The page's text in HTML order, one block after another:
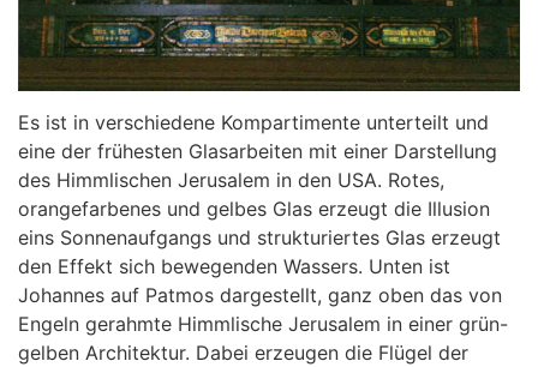
Es ist in verschiedene Kompartimente unterteilt und
eine der frühesten Glasarbeiten mit einer Darstellung
des Himmlischen Jerusalem in den USA. Rotes,
orangefarbenes und gelbes Glas erzeugt die Illusion
eins Sonnenaufgangs und strukturiertes Glas erzeugt
den Effekt sich bewegenden Wassers. Unten ist
Johannes auf Patmos dargestellt, ganz oben das von
Engeln gerahmte Himmlische Jerusalem in einer grün-
gelben Architektur. Dabei erzeugen die Flügel der